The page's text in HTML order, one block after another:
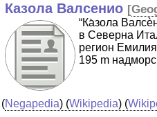
Казола Валсенио [
“Ка̀зола
в Северна
регион
195 m
(Negapedia) (Wikipedia) (